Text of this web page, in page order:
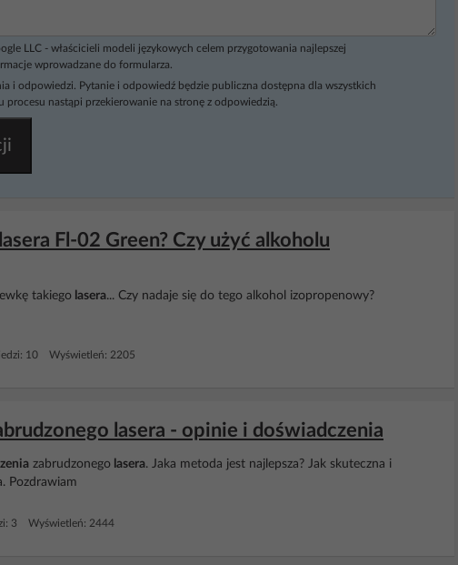
LLC - właścicieli modeli językowych celem przygotowania najlepszej
wprowadzane do formularza.
i odpowiedzi. Pytanie i odpowiedź będzie publiczna dostępna dla wszystkich
nastąpi przekierowanie na stronę z odpowiedzią.
Fl-02 Green? Czy użyć alkoholu
takiego lasera... Czy nadaje się do tego alkohol izopropenowy?
10 Wyświetleń: 2205
lasera - opinie i doświadczenia
zabrudzonego lasera. Jaka metoda jest najlepsza? Jak skuteczna i
Pozdrawiam
3 Wyświetleń: 2444